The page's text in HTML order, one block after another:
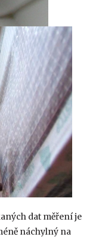
dat měření je
náchylný na